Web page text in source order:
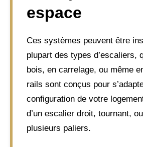
espace
Ces systèmes peuvent être
plupart des types d’escaliers,
bois, en carrelage, ou même
rails sont conçus pour
configuration de votre
d’un escalier droit, tournant,
plusieurs paliers.